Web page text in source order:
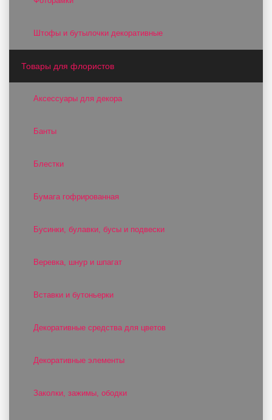
Штофы и бутылочки декоративные
Товары для флористов
Аксессуары для декора
Банты
Блестки
Бумага гофрированная
Бусинки, булавки, бусы и подвески
Веревка, шнур и шпагат
Вставки и бутоньерки
Декоративные средства для цветов
Декоративные элементы
Заколки, зажимы, ободки